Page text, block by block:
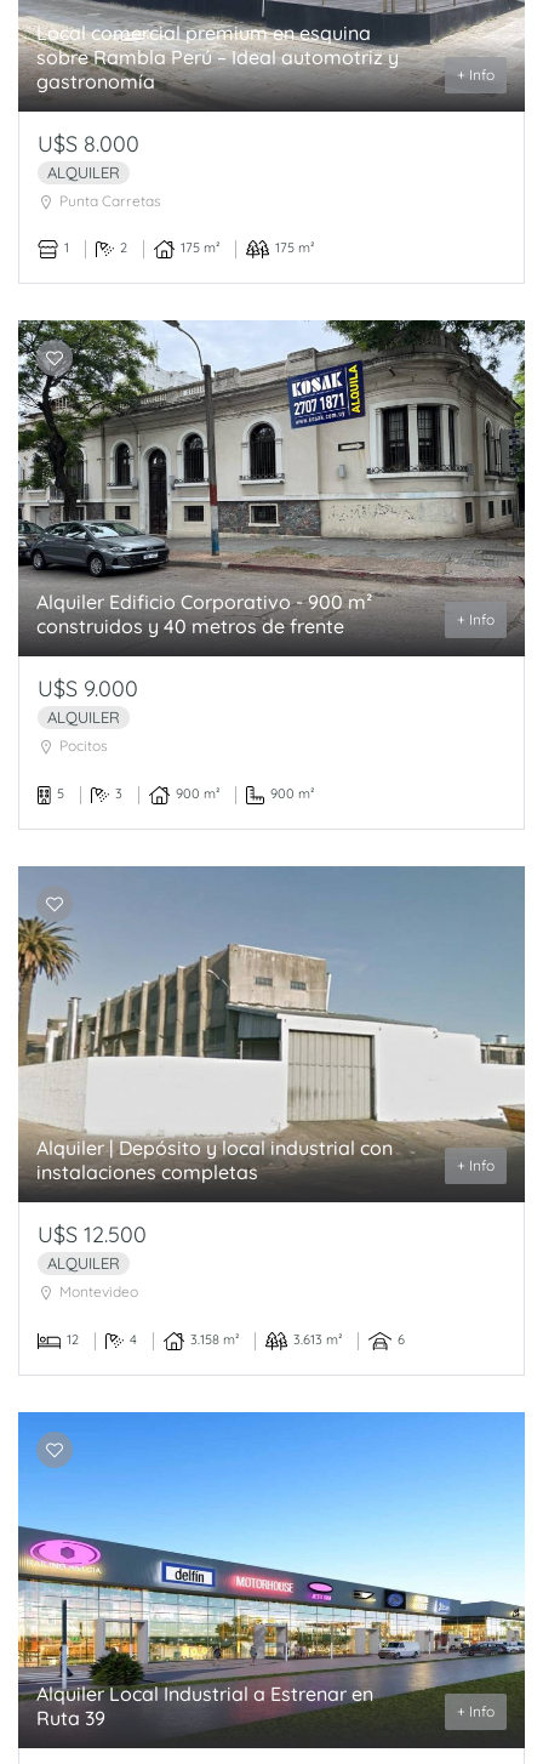
Local comercial premium en esquina
sobre Rambla Perú – Ideal automotriz y
gastronomía
+ Info
U$S 8.000
ALQUILER
Punta Carretas
1 2 175 m² 175 m²
Alquiler Edificio Corporativo - 900 m²
construidos y 40 metros de frente
+ Info
U$S 9.000
ALQUILER
Pocitos
5 3 900 m² 900 m²
Alquiler | Depósito y local industrial con
instalaciones completas
+ Info
U$S 12.500
ALQUILER
Montevideo
12 4 3.158 m² 3.613 m² 6
Alquiler Local Industrial a Estrenar en
Ruta 39
+ Info